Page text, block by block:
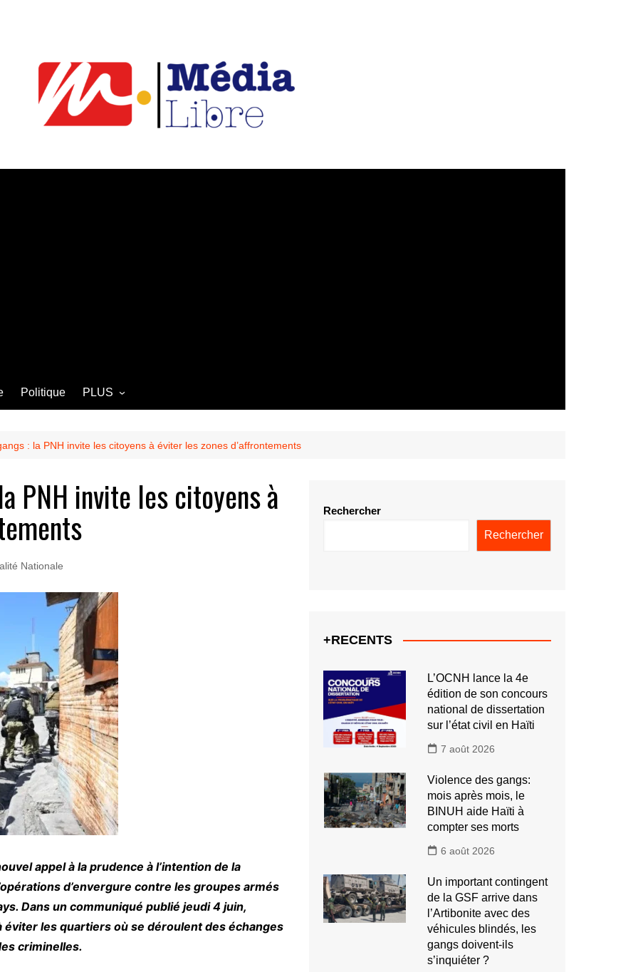
Politique PLUS
Culture
Société
: la PNH invite les citoyens à éviter les zones d’affrontements
PNH invite les citoyens à
Nationale
appel à la prudence à l’intention de la
d’envergure contre les groupes armés
Dans un communiqué publié jeudi 4 juin,
les quartiers où se déroulent des échanges
criminelles.
Rechercher
Rechercher
+RECENTS
L’OCNH lance la 4e
édition de son concours
national de dissertation
sur l’état civil en Haïti
7 août 2026
Violence des gangs:
mois après mois, le
BINUH aide Haïti à
compter ses morts
6 août 2026
Un important contingent
de la GSF arrive dans
l’Artibonite avec des
véhicules blindés, les
gangs doivent-ils
s’inquiéter ?